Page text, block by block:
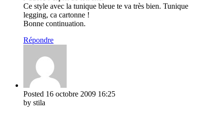
Ce style avec la tunique bleue te va très bien. Tunique
legging, ca cartonne !
Bonne continuation.
Répondre
Posted 16 octobre 2009 16:25
by stila